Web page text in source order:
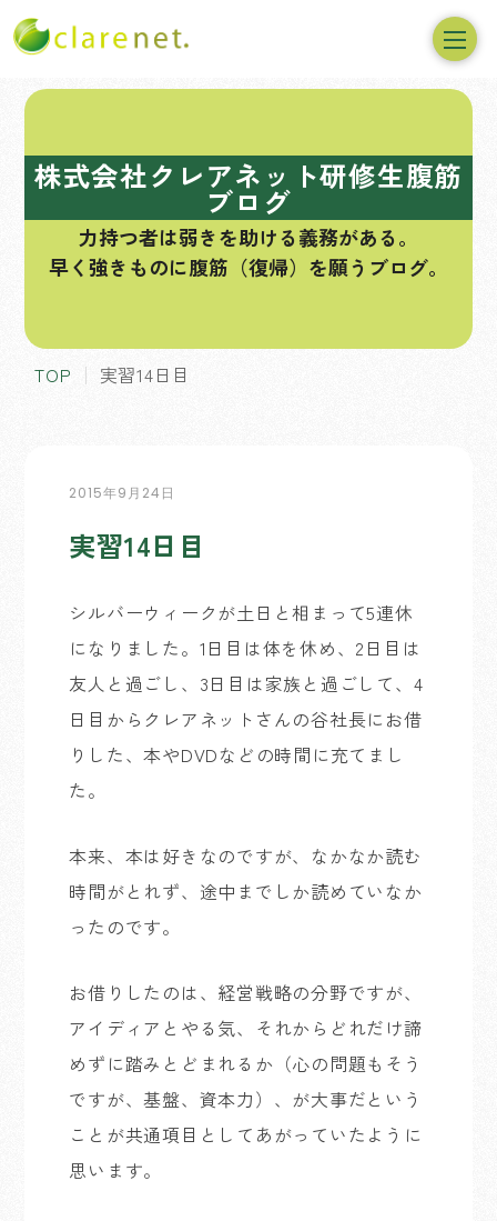
株式会社クレアネット研修生腹筋
ブログ
力持つ者は弱きを助ける義務がある。
早く強きものに腹筋（復帰）を願うブログ。
TOP 実習14日目
2015年9月24日
実習14日目
シルバーウィークが土日と相まって5連休
になりました。1日目は体を休め、2日目は
友人と過ごし、3日目は家族と過ごして、4
日目からクレアネットさんの谷社長にお借
りした、本やDVDなどの時間に充てまし
た。
本来、本は好きなのですが、なかなか読む
時間がとれず、途中までしか読めていなか
ったのです。
お借りしたのは、経営戦略の分野ですが、
アイディアとやる気、それからどれだけ諦
めずに踏みとどまれるか（心の問題もそう
ですが、基盤、資本力）、が大事だという
ことが共通項目としてあがっていたように
思います。